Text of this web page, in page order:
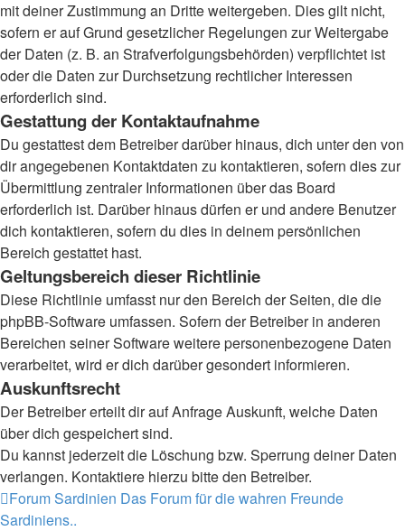
mit deiner Zustimmung an Dritte weitergeben. Dies gilt nicht,
sofern er auf Grund gesetzlicher Regelungen zur Weitergabe
der Daten (z. B. an Strafverfolgungsbehörden) verpflichtet ist
oder die Daten zur Durchsetzung rechtlicher Interessen
erforderlich sind.
Gestattung der Kontaktaufnahme
Du gestattest dem Betreiber darüber hinaus, dich unter den von
dir angegebenen Kontaktdaten zu kontaktieren, sofern dies zur
Übermittlung zentraler Informationen über das Board
erforderlich ist. Darüber hinaus dürfen er und andere Benutzer
dich kontaktieren, sofern du dies in deinem persönlichen
Bereich gestattet hast.
Geltungsbereich dieser Richtlinie
Diese Richtlinie umfasst nur den Bereich der Seiten, die die
phpBB-Software umfassen. Sofern der Betreiber in anderen
Bereichen seiner Software weitere personenbezogene Daten
verarbeitet, wird er dich darüber gesondert informieren.
Auskunftsrecht
Der Betreiber erteilt dir auf Anfrage Auskunft, welche Daten
über dich gespeichert sind.
Du kannst jederzeit die Löschung bzw. Sperrung deiner Daten
verlangen. Kontaktiere hierzu bitte den Betreiber.
Forum Sardinien Das Forum für die wahren Freunde
Sardiniens..